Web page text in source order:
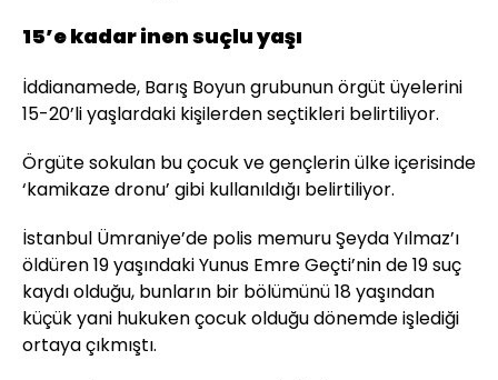
15’e kadar inen suçlu yaşı
İddianamede, Barış Boyun grubunun örgüt üyelerini
15-20’li yaşlardaki kişilerden seçtikleri belirtiliyor.
Örgüte sokulan bu çocuk ve gençlerin ülke içerisinde
‘kamikaze dronu’ gibi kullanıldığı belirtiliyor.
İstanbul Ümraniye’de polis memuru Şeyda Yılmaz’ı
öldüren 19 yaşındaki Yunus Emre Geçti’nin de 19 suç
kaydı olduğu, bunların bir bölümünü 18 yaşından
küçük yani hukuken çocuk olduğu dönemde işlediği
ortaya çıkmıştı.